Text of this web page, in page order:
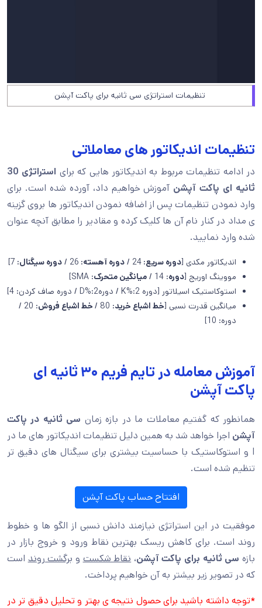
تنظیمات استراتژی سی ثانیه برای پاکت آپشن
تنظیمات اندیکاتور های معاملاتی
در ادامه تنظیمات مربوط به اندیکاتور هایی که برای
استراتژی 30
ثانیه ای پاکت آپشن آموزش خواهیم داد، آورده شده است. برای
وارد نمودن تنظیمات پس از اضافه نمودن اندیکاتور ها بروی گزینه
ی مداد در کنار نام آن ها کلیک کرده و مقادیر را مطابق آنچه عنوان
شده وارد نمایید.
اندیکاتور مکدی [دوره سریع: 24 / دوره آهسته: 26 / دوره سیگنال: 7]
مووینگ اوریج [دوره: 14 / میانگین متحرک: SMA]
استوکاستیک اسیلاتور [دوره K%:2 / دورهD%:2 / دوره صاف کردن: 4]
میانگین قدرت نسبی [خط اشباع خرید: 80 / خط اشباع فروش
: 20 /
دوره: 10]
آموزش معامله در تایم فریم ۳۰ ثانیه‌ ای
پاکت آپشن
همانطور که گفتیم معاملات ما در بازه زمان سی ثانیه در پاکت
آپشن اجرا خواهد شد به همین دلیل تنظیمات اندیکاتور های ما در
I و استوکاستیک با حساسیت بیشتری برای سیگنال های دقیق تر
تنظیم شده است.
افتتاح حساب پاکت آپشن
موفقیت در این استراتژی نیازمند دانش نسبی از الگو ها و خطوط
روند است. برای کاهش ریسک بهترین نقاط ورود و خروج بازار در
بازه سی ثانیه برای پاکت آپشن،نقاط شکستوبرگشت رونداست
که در تصویر زیر بیشتر به آن خواهیم پرداخت.
*توجه داشته باشید برای حصول نتیجه ی بهتر و تحلیل دقیق تر در